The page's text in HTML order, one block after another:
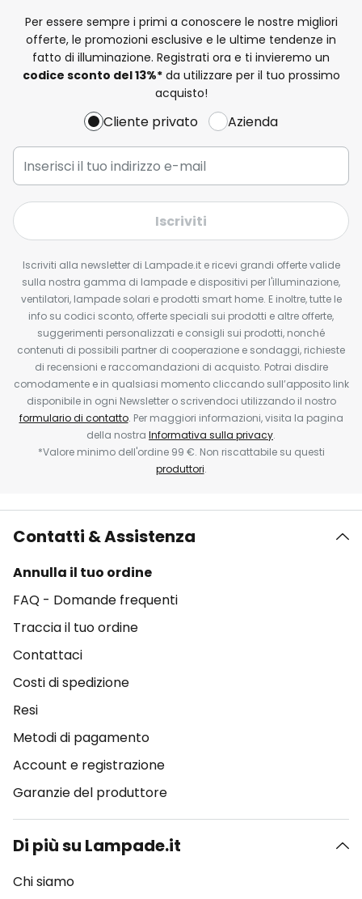
Per essere sempre i primi a conoscere le nostre migliori
offerte, le promozioni esclusive e le ultime tendenze in
fatto di illuminazione. Registrati ora e ti invieremo un
codice sconto del13%*da utilizzare per il tuo prossimo
acquisto!
Cliente privato Azienda
Iscriviti
Iscriviti alla newsletter di Lampade.it e ricevi grandi offerte valide
sulla nostra gamma di lampade e dispositivi per l'illuminazione,
ventilatori, lampade solari e prodotti smart home. E inoltre, tutte le
info su codici sconto, offerte speciali sui prodotti e altre offerte,
suggerimenti personalizzati e consigli sui prodotti, nonché
contenuti di possibili partner di cooperazione e sondaggi, richieste
di recensioni e raccomandazioni di acquisto. Potrai disdire
comodamente e in qualsiasi momento cliccando sull’apposito link
disponibile in ogni Newsletter o scrivendoci utilizzando il nostro
formulario di contatto. Per maggiori informazioni, visita la pagina
della nostra Informativa sulla privacy.
*Valore minimo dell'ordine 99 €. Non riscattabile su questi
produttori.
Contatti & Assistenza
Annulla il tuo ordine
FAQ - Domande frequenti
Traccia il tuo ordine
Contattaci
Costi di spedizione
Resi
Metodi di pagamento
Account e registrazione
Garanzie del produttore
Di più su Lampade.it
Chi siamo